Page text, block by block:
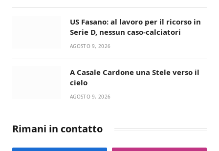
US Fasano: al lavoro per il ricorso in
Serie D, nessun caso-calciatori
AGOSTO 9, 2026
A Casale Cardone una Stele verso il
cielo
AGOSTO 9, 2026
Rimani in contatto